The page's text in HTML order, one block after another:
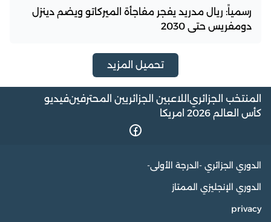
رسمياً: ريال مدريد يفجر مفاجأة الميركاتو ويضم دينزل
دومفريس حتى 2030
تحميل المزيد
المنتخب الجزائري اللاعبين الجزائريين المحترفينفيديو
كأس العالم 2026 امريكا
الدوري الجزائري -الدرجة الأولى-
الدوري الإنجليزي الممتاز
privacy